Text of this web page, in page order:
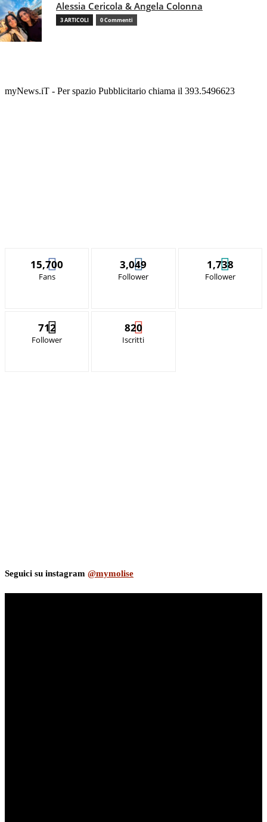
Alessia Cericola & Angela Colonna
3 ARTICOLI 0 Commenti
myNews.iT - Per spazio Pubblicitario chiama il 393.5496623
15,700
Fans
3,049
Follower
1,738
Follower
712
Follower
820
Iscritti
Seguici su instagram @mymolise